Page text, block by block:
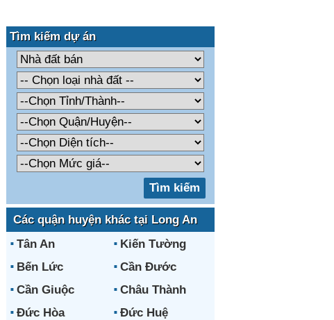
Tìm kiếm dự án
Các quận huyện khác tại Long An
Tân An
Kiến Tường
Bến Lức
Cần Đước
Cần Giuộc
Châu Thành
Đức Hòa
Đức Huệ